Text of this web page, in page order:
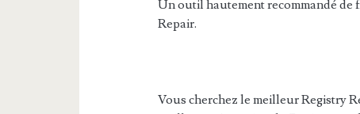
Un outil hautement recommandé de
Repair.
Vous cherchez le meilleur Registry